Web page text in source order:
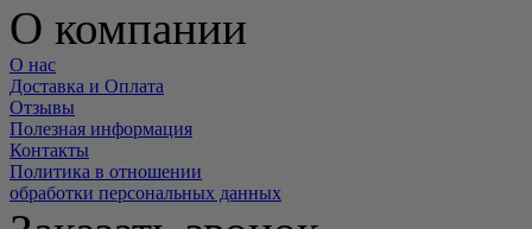
О компании
О нас
Доставка и Оплата
Отзывы
Полезная информация
Контакты
Политика в отношении
обработки персональных данных